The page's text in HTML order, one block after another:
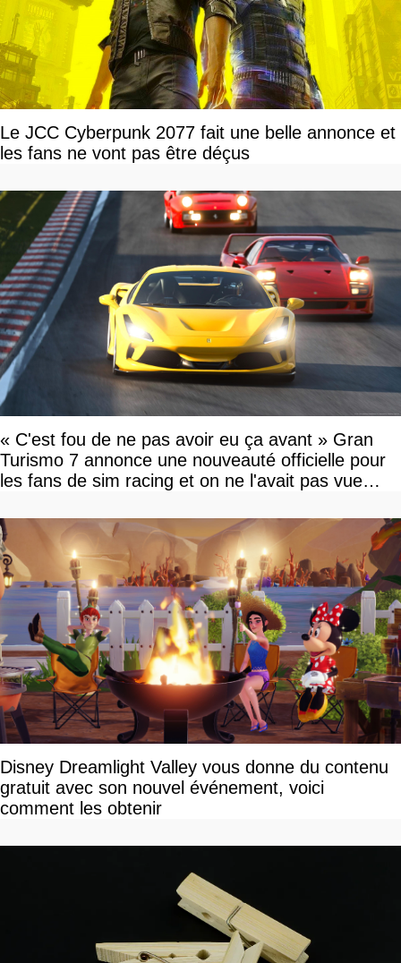
Le JCC Cyberpunk 2077 fait une belle annonce et
les fans ne vont pas être déçus
« C'est fou de ne pas avoir eu ça avant » Gran
Turismo 7 annonce une nouveauté officielle pour
les fans de sim racing et on ne l'avait pas vue
Disney Dreamlight Valley vous donne du contenu
gratuit avec son nouvel événement, voici
comment les obtenir